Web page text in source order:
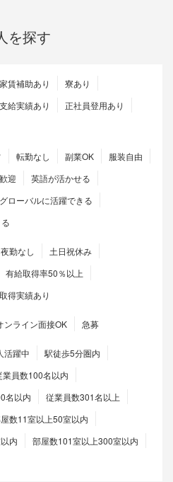
を探す
家賃補助あり
寮あり
給実績あり
正社員登用あり
転勤なし 副業OK
服装自由
迎
英語が活かせる
グローバルに活躍できる
夜勤なし
土日祝休み
有給取得率50％以上
得実績あり
ンライン面接OK 急募
活躍中
駅徒歩5分圏内
業員数100名以内
名以内
従業員数301名以上
数11室以上50室以内
内
部屋数101室以上300室以内